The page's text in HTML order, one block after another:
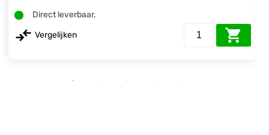
Direct leverbaar.
Vergelijken